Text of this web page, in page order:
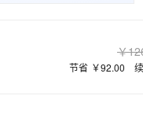
￥
节省 ￥92.00
建站系统